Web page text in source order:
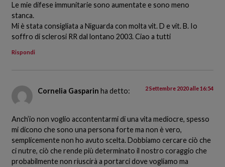
Le mie difese immunitarie sono aumentate e sono meno
stanca.
Mi è stata consigliata a Niguarda con molta vit. D e vit. B. Io
soffro di sclerosi RR dal lontano 2003. Ciao a tutti
Rispondi
Cornelia Gasparin ha detto: 2 Settembre 2020 alle 16:54
Anch’io non voglio accontentarmi di una vita mediocre, spesso
mi dicono che sono una persona forte ma non è vero,
semplicemente non ho avuto scelta. Dobbiamo cercare ciò che
ci nutre, ciò che rende più determinato il nostro coraggio che
probabilmente non riuscirà a portarci dove vogliamo ma